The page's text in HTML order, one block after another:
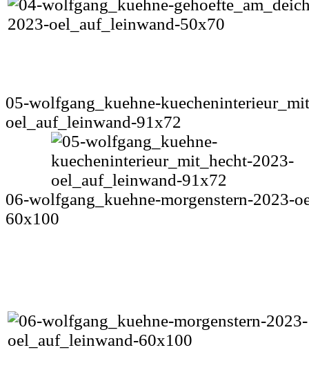
05-wolfgang_kuehne-
oel_auf_leinwand-91x72
06-wolfgang_kuehne-morgenstern-2023-
60x100